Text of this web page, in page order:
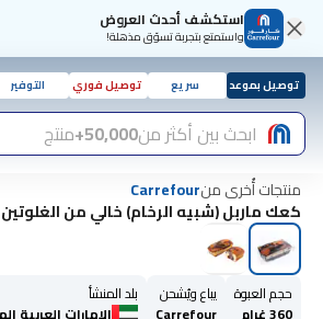
استكشف أحدث العروض
واستمتع بتجربة تسوّق مذهلة!
توصيل بموعد سريع توصيل فوري التوفير
ابحث بين أكثر من50,000+ منتج
منتجات أُخرى منCarrefour
كعك ماربل (شبيه الرخام) خالي من الغلوتين 360 غرام
حجم العبوة
يباع ويُشحن
بلد المنشأ